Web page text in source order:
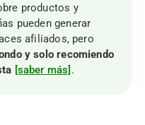
productos y
pueden generar
afiliados, pero
y solo recomiendo
[saber más] .